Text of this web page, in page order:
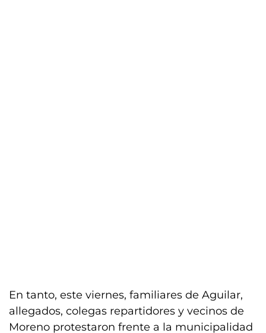
En tanto, este viernes, familiares de Aguilar,
allegados, colegas repartidores y vecinos de
Moreno protestaron frente a la municipalidad